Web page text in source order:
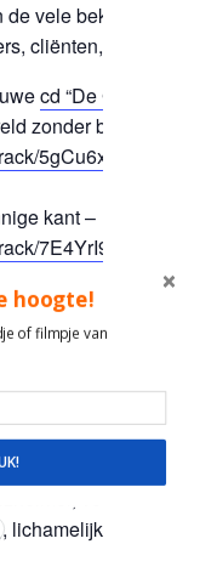
vele bekende liedjes
cliënten, personeel
cd “De Gelukkeling”
zonder beperking –
kant –
plezier!
feest van herkenning
en nu!
en geduld in de
beperking.
hoogte!
of filmpje van